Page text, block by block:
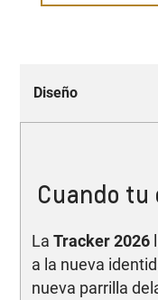
Diseño
Cuando
La Tracker 2026
a la nueva
nueva parrilla